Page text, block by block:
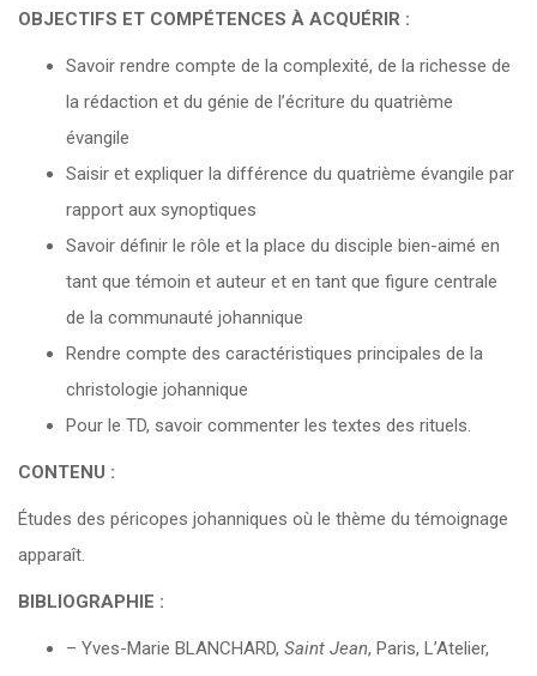
OBJECTIFS ET COMPÉTENCES À ACQUÉRIR :
Savoir rendre compte de la complexité, de la richesse de
la rédaction et du génie de l’écriture du quatrième
évangile
Saisir et expliquer la différence du quatrième évangile par
rapport aux synoptiques
Savoir définir le rôle et la place du disciple bien-aimé en
tant que témoin et auteur et en tant que figure centrale
de la communauté johannique
Rendre compte des caractéristiques principales de la
christologie johannique
Pour le TD, savoir commenter les textes des rituels.
CONTENU :
Études des péricopes johanniques où le thème du témoignage
apparaît.
BIBLIOGRAPHIE :
– Yves-Marie BLANCHARD, Saint Jean, Paris, L’Atelier,